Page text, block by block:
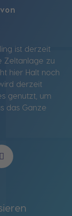
ist derzeit
Zeltanlage zu
hier Halt noch
derzeit
genutzt, um
das Ganze